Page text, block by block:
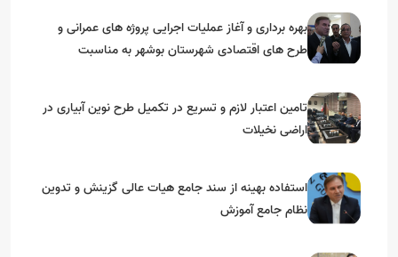
بهره برداری و آغاز عملیات اجرایی پروژه های عمرانی و
طرح های اقتصادی شهرستان بوشهر به مناسبت
تامین اعتبار لازم و تسریع در تکمیل طرح نوین آبیاری در
اراضی نخیلات
استفاده بهینه از سند جامع هیات عالی گزینش و‌ تدوین
نظام جامع آموزش